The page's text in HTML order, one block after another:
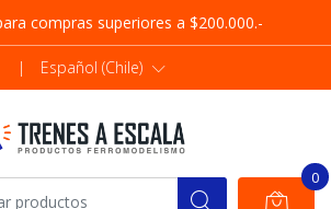
compras superiores a $200.000.-
| Español (Chile)
0